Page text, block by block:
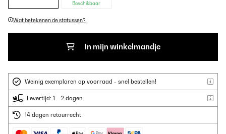
Beschikbaar
Wat betekenen de statussen?
In mijn winkelmandje
Weinig exemplaren op voorraad - snel bestellen!
Levertijd: 1 - 2 dagen
14 dagen retourrecht